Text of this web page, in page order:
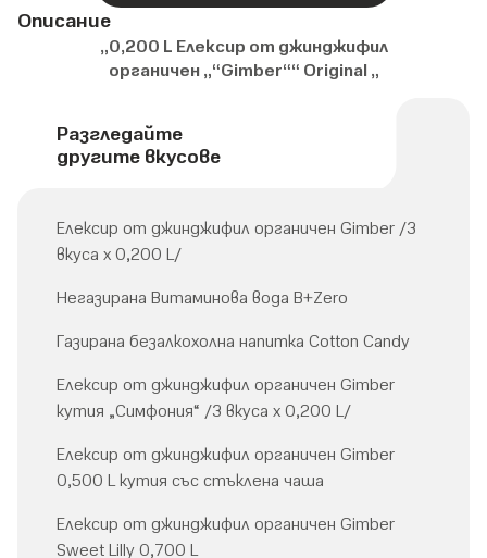
Описание
„0,200 L Елексир от джинджифил
органичен „“Gimber““ Original „
Разгледайте
другите вкусове
Елексир от джинджифил органичен Gimber /3
вкуса х 0,200 L/
Негазирана Витаминова вода B+Zero
Газирана безалкохолна напитка Cotton Candy
Елексир от джинджифил органичен Gimber
кутия „Симфония“ /3 вкуса х 0,200 L/
Елексир от джинджифил органичен Gimber
0,500 L кутия със стъклена чаша
Елексир от джинджифил органичен Gimber
Sweet Lilly 0,700 L